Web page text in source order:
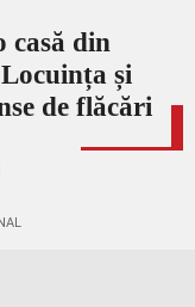
casă din
și
de flăcări